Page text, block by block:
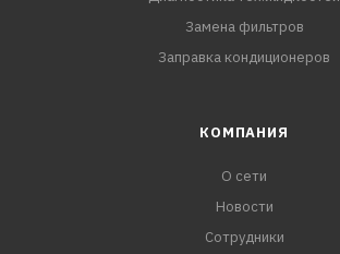
Замена фильтров
Заправка кондиционеров
КОМПАНИЯ
О сети
Новости
Сотрудники